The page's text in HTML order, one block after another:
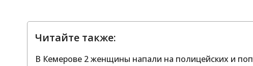
Читайте также:
В Кемерове 2 женщины напали на полицейских и